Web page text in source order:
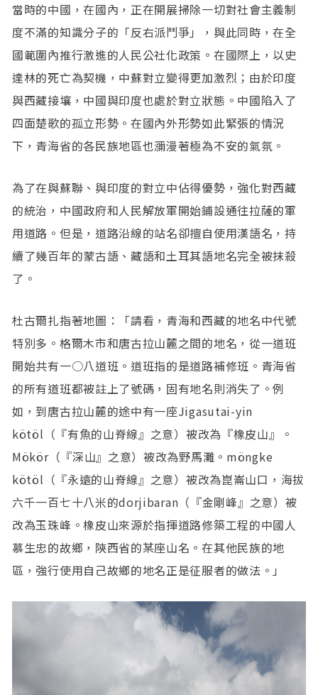
當時的中國，在國內，正在開展掃除一切對社會主義制
度不滿的知識分子的「反右派鬥爭」，與此同時，在全
國範圍內推行激進的人民公社化政策。在國際上，以史
達林的死亡為契機，中蘇對立變得更加激烈；由於印度
與西藏接壤，中國與印度也處於對立狀態。中國陷入了
四面楚歌的孤立形勢。在國內外形勢如此緊張的情況
下，青海省的各民族地區也瀰漫著極為不安的氣氛。
為了在與蘇聯、與印度的對立中佔得優勢，強化對西藏
的統治，中國政府和人民解放軍開始鋪設通往拉薩的軍
用道路。但是，道路沿線的站名卻擅自使用漢語名，持
續了幾百年的蒙古語、藏語和土耳其語地名完全被抹殺
了。
杜古爾扎指著地圖：「請看，青海和西藏的地名中代號
特別多。格爾木市和唐古拉山麓之間的地名，從一道班
開始共有一○八道班。道班指的是道路補修班。青海省
的所有道班都被註上了號碼，固有地名則消失了。例
如，到唐古拉山麓的途中有一座Jigasutai-yin
kötöl（『有魚的山脊線』之意）被改為『橡皮山』。
Mökör（『深山』之意）被改為野馬灘。möngke
kötöl（『永遠的山脊線』之意）被改為崑崙山口，海拔
六千一百七十八米的dorjibaran（『金剛峰』之意）被
改為玉珠峰。橡皮山來源於指揮道路修築工程的中國人
慕生忠的故鄉，陝西省的某座山名。在其他民族的地
區，強行使用自己故鄉的地名正是征服者的做法。」